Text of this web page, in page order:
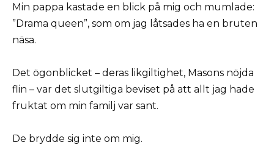
Min pappa kastade en blick på mig och mumlade:
”Drama queen”, som om jag låtsades ha en bruten
näsa.
Det ögonblicket – deras likgiltighet, Masons nöjda
flin – var det slutgiltiga beviset på att allt jag hade
fruktat om min familj var sant.
De brydde sig inte om mig.